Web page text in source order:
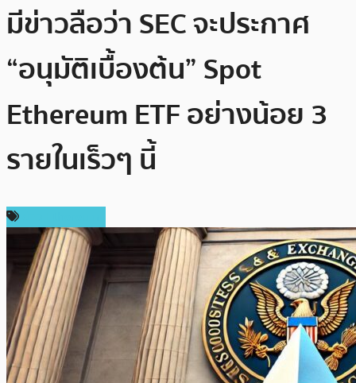
มีข่าวลือว่า SEC จะประกาศ
“อนุมัติเบื้องต้น” Spot
Ethereum ETF อย่างน้อย 3
รายในเร็วๆ นี้